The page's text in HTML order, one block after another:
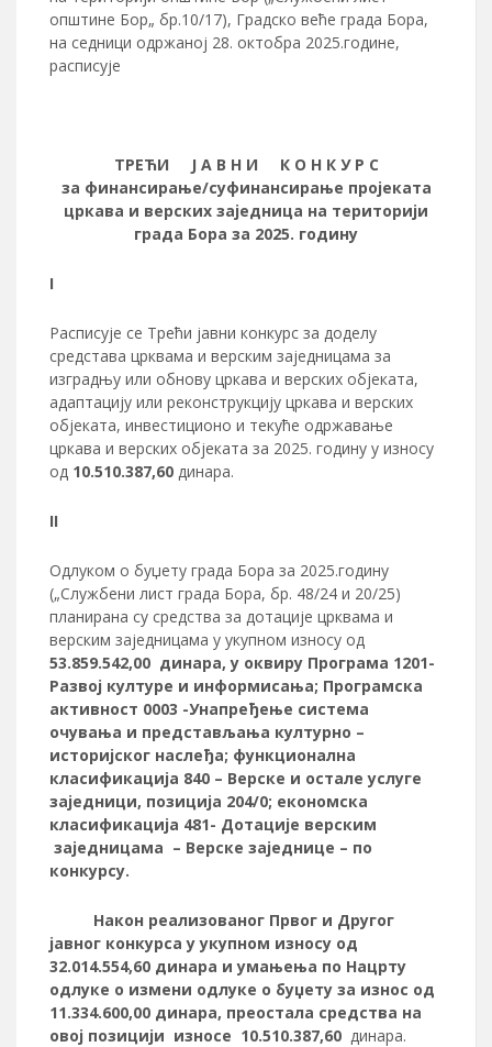
општине Бор„ бр.10/17), Градско веће града Бора,
на седници одржаној 28. октобра 2025.године,
расписује
ТРЕЋИ
Ј А В Н И К О Н К У Р С
за финансирање/суфинансирање пројеката
цркава и верских заједница на територији
града Бора за 2025. годину
I
Расписује се Трећи јавни конкурс за доделу
средстава црквама и верским заједницама за
изградњу или обнову цркава и верских објеката,
адаптацију или реконструкцију цркава и верских
објеката, инвестиционо и текуће одржавање
цркава и верских објеката за 2025. годину у износу
од 10.510.387,60 динара.
II
Одлуком о буџету града Бора за 2025.годину
(„Службени лист града Бора, бр. 48/24 и 20/25)
планирана су средства за дотације црквама и
верским заједницама у укупном износу од
53.859.542,00 динара, у оквиру Програма 1201-
Развој културе и информисања; Програмска
активност 0003 -Унапређење система
очувања и представљања културно –
историјског наслеђа; функционална
класификација 840 – Верске и остале услуге
заједници, позиција 204/0; економска
класификација 481- Дотације верским
заједницама – Верске заједнице – по
конкурсу.
Након реализованог Првог и Другог
јавног конкурса у укупном износу од
32.014.554,60 динара и умањења по Нацрту
одлуке о измени одлуке о буџету за износ од
11.334.600,00 динара, преостала средства на
овој позицији износе 10.510.387,60 динара.